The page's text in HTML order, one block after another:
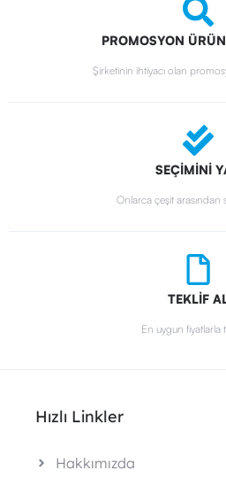
PROMOSYON
Şirketinin ihtiyacı olan
SEÇİMİNİ
Onlarca çeşit arasından
TEKLİF
En uygun fiyatlarla
Hızlı Linkler
Hakkımızda